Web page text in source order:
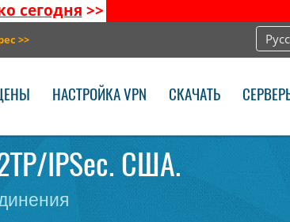
сегодня >>
>>
НАСТРОЙКА VPN СКАЧАТЬ
IPSec. США.